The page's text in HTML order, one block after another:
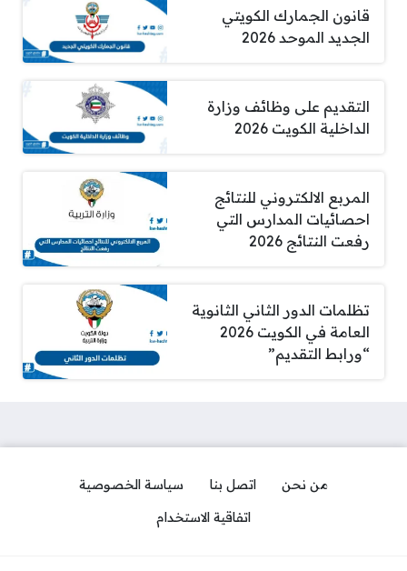
قانون الجمارك الكويتي
الجديد الموحد 2026
التقديم على وظائف وزارة
الداخلية الكويت 2026
المربع الالكتروني للنتائج
احصائيات المدارس التي
رفعت النتائج 2026
تظلمات الدور الثاني الثانوية
العامة في الكويت 2026
“ورابط التقديم”
من نحن اتصل بنا
سياسة الخصوصية
اتفاقية الاستخدام